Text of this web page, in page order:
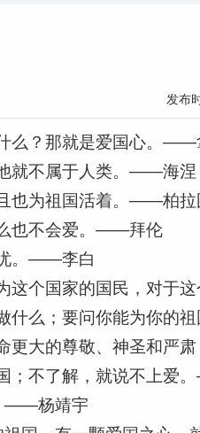
发布
么？那就是爱国心。——
就不属于人类。——海涅
也为祖国活着。——柏拉
也不会爱。——拜伦
。——李白
这个国家的国民，对于
什么；要问你能为你的
更大的尊敬、神圣和严
；不了解，就说不上爱
——杨靖宇